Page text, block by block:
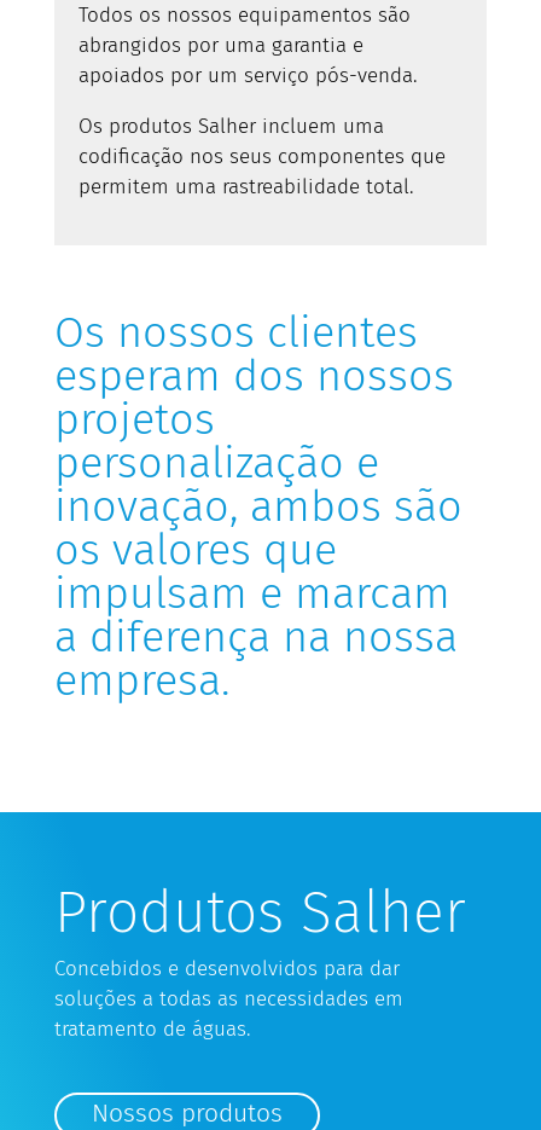
Todos os nossos equipamentos são
abrangidos por uma garantia e
apoiados por um serviço pós-venda.
Os produtos Salher incluem uma
codificação nos seus componentes que
permitem uma rastreabilidade total.
Os nossos clientes
esperam dos nossos
projetos
personalização e
inovação, ambos são
os valores que
impulsam e marcam
a diferença na nossa
empresa.
Produtos Salher
Concebidos e desenvolvidos para dar
soluções a todas as necessidades em
tratamento de águas.
Nossos produtos